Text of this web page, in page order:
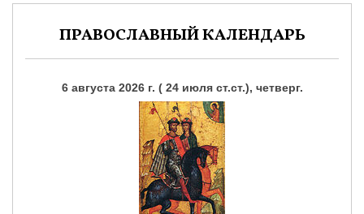
ПРАВОСЛАВНЫЙ КАЛЕНДАРЬ
6 августа 2026 г. ( 24 июля ст.ст.), четверг.